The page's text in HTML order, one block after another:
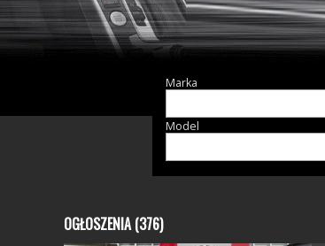
Marka
Model
OGŁOSZENIA (376)